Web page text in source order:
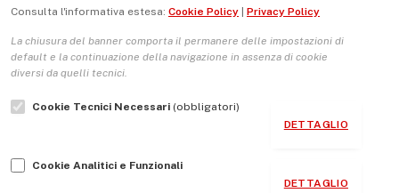
Le Copertine
L’Associazione
Indirizzo Socio Politico Culturale
Guida per le autrici e gli autori
Consulta l'informativa estesa: Cookie Policy Privacy Policy
La chiusura del banner comporta il permanere delle impostazioni di
default e la continuazione della navigazione in assenza di cookie
diversi da quelli tecnici.
Cookie Tecnici Necessari (obbligatori)
DETTAGLIO
Cookie Analitici e Funzionali
DETTAGLIO